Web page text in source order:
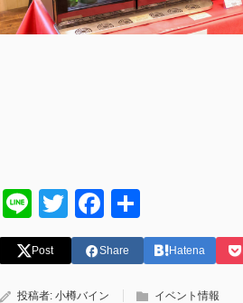
LineTwitterFacebook
有
Post Share Hatena
投稿者: 小樽バイン イベント情報